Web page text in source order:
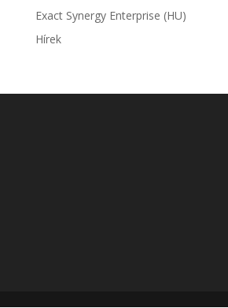
Exact Synergy Enterprise (HU)
Hírek